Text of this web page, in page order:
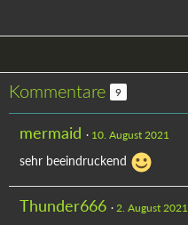
Kommentare 9
mermaid 10. August 2021
sehr beeindruckend
Thunder666 2. August 2021